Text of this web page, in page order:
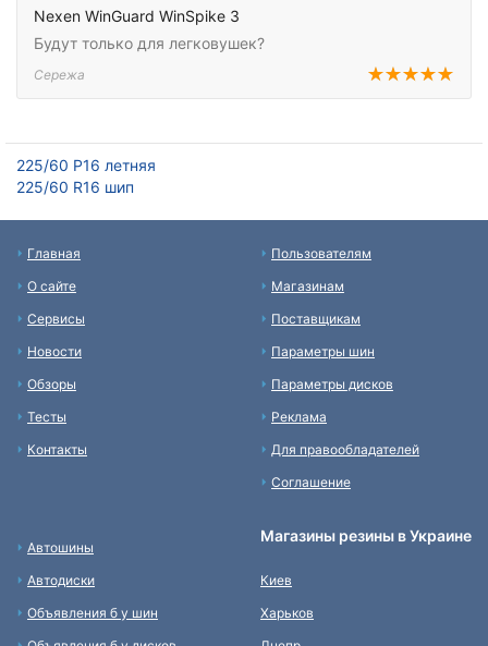
Nexen WinGuard WinSpike 3
Будут только для легковушек?
Сережа
225/60 Р16 летняя
225/60 R16 шип
Главная
О сайте
Сервисы
Новости
Обзоры
Тесты
Контакты
Пользователям
Магазинам
Поставщикам
Параметры шин
Параметры дисков
Реклама
Для правообладателей
Соглашение
Автошины
Автодиски
Объявления б у шин
Магазины резины в Украине
Киев
Харьков